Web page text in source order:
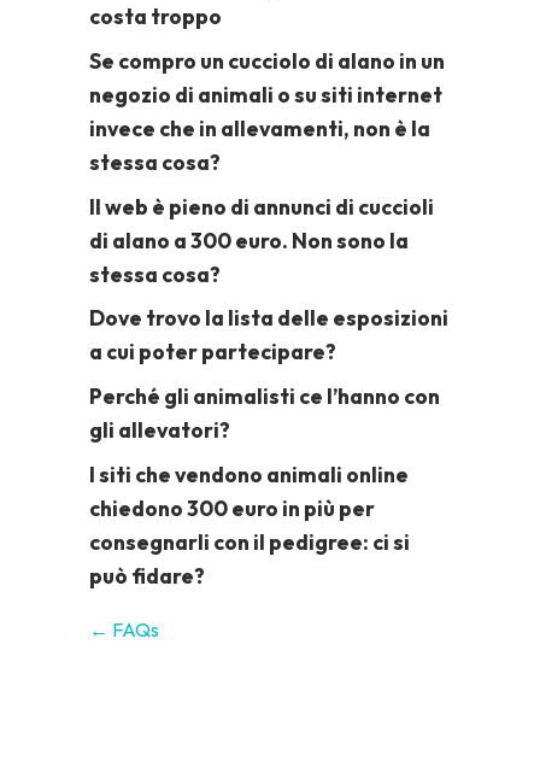
costa troppo
Se compro un cucciolo di alano in un
negozio di animali o su siti internet
invece che in allevamenti, non è la
stessa cosa?
Il web è pieno di annunci di cuccioli
di alano a 300 euro. Non sono la
stessa cosa?
Dove trovo la lista delle esposizioni
a cui poter partecipare?
Perché gli animalisti ce l’hanno con
gli allevatori?
I siti che vendono animali online
chiedono 300 euro in più per
consegnarli con il pedigree: ci si
può fidare?
← FAQs